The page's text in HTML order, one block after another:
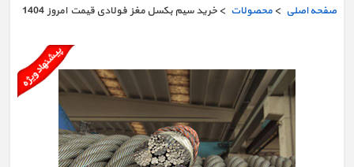
صفحه اصلی > محصولات > خرید سیم بکسل مغز فولادی قیمت امروز 1404